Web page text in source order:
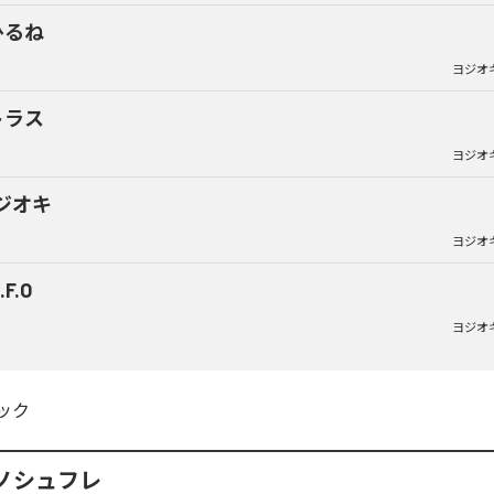
ね
ヨジオ
ス
ヨジオ
オキ
ヨジオ
ヨジオ
ク
シュフレ